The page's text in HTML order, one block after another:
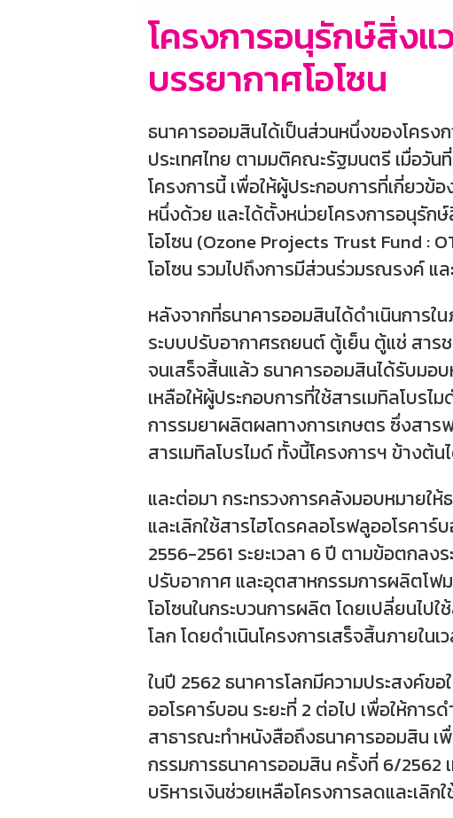
โครงการอนุรักษ์สิ่งแ
บรรยากาศโอโซน
ธนาคารออมสินได้เป็นส่วนหนึ่งของโครง
ประเทศไทย ตามมติคณะรัฐมนตรี เมื่อวัน
โครงการนี้ เพื่อให้ผู้ประกอบการที่เกี่ยวข้
หนึ่งด้วย และได้ตั้งหน่วยโครงการอนุรัก
โอโซน (Ozone Projects Trust Fund :
โอโซน รวมไปถึงการมีส่วนร่วมรณรงค์ แ
หลังจากที่ธนาคารออมสินได้ดำเนินการใ
ระบบปรับอากาศรถยนต์ ตู้เย็น ตู้แช่ สาร
จนเสร็จสิ้นแล้ว ธนาคารออมสินได้รับมอ
เหลือให้ผู้ประกอบการที่ใช้สารเมทิลโบร
การรมยาผลิตผลทางการเกษตร ซึ่งสาร
สารเมทิลโบรไมด์ ทั้งนี้โครงการฯ ข้างต้
และต่อมา กระทรวงการคลังมอบหมายใ
และเลิกใช้สารไฮโดรคลอโรฟลูออโรคาร์
2556-2561 ระยะเวลา 6 ปี ตามข้อตกลง
ปรับอากาศ และอุตสาหกรรมการผลิตโฟ
โอโซนในกระบวนการผลิต โดยเปลี่ยนไ
โลก โดยดำเนินโครงการเสร็จสิ้นภายใน
ในปี 2562 ธนาคารโลกมีความประสงค์ข
ออโรคาร์บอน ระยะที่ 2 ต่อไป เพื่อให้กา
สาธารณะทำหนังสือถึงธนาคารออมสิน เ
กรรมการธนาคารออมสิน ครั้งที่ 6/2562
บริหารเงินช่วยเหลือโครงการลดและเลิก